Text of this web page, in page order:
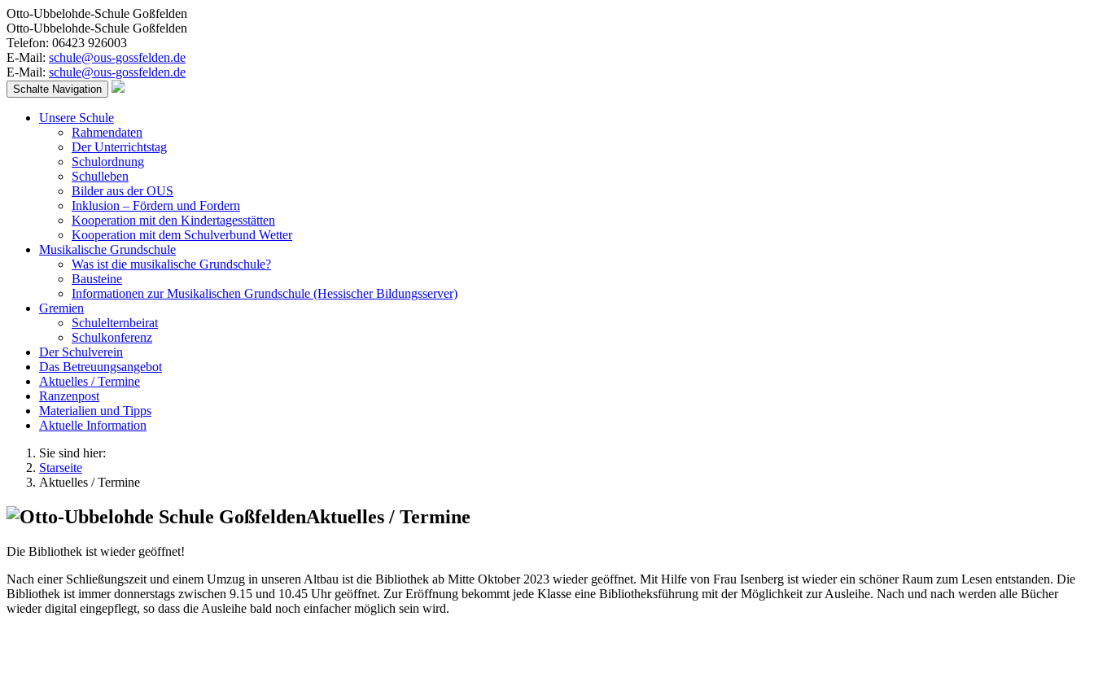
Otto-Ubbelohde-Schule Goßfelden
Otto-Ubbelohde-Schule Goßfelden
Telefon: 06423 926003
E-Mail: schule@ous-gossfelden.de
E-Mail: schule@ous-gossfelden.de
Schalte Navigation
Unsere Schule
Rahmendaten
Der Unterrichtstag
Schulordnung
Schulleben
Bilder aus der OUS
Inklusion – Fördern und Fordern
Kooperation mit den Kindertagesstätten
Kooperation mit dem Schulverbund Wetter
Musikalische Grundschule
Was ist die musikalische Grundschule?
Bausteine
Informationen zur Musikalischen Grundschule (Hessischer Bildungsserver)
Gremien
Schulelternbeirat
Schulkonferenz
Der Schulverein
Das Betreuungsangebot
Aktuelles / Termine
Ranzenpost
Materialien und Tipps
Aktuelle Information
Sie sind hier:
Starseite
Aktuelles / Termine
Aktuelles / Termine
Die Bibliothek ist wieder geöffnet!
Nach einer Schließungszeit und einem Umzug in unseren Altbau ist die Bibliothek ab Mitte Oktober 2023 wieder geöffnet. Mit Hilfe von Frau Isenberg ist wieder ein schöner Raum zum Lesen entstanden. Die
Bibliothek ist immer donnerstags zwischen 9.15 und 10.45 Uhr geöffnet. Zur Eröffnung bekommt jede Klasse eine Bibliotheksführung mit der Möglichkeit zur Ausleihe. Nach und nach werden alle Bücher
wieder digital eingepflegt, so dass die Ausleihe bald noch einfacher möglich sein wird.